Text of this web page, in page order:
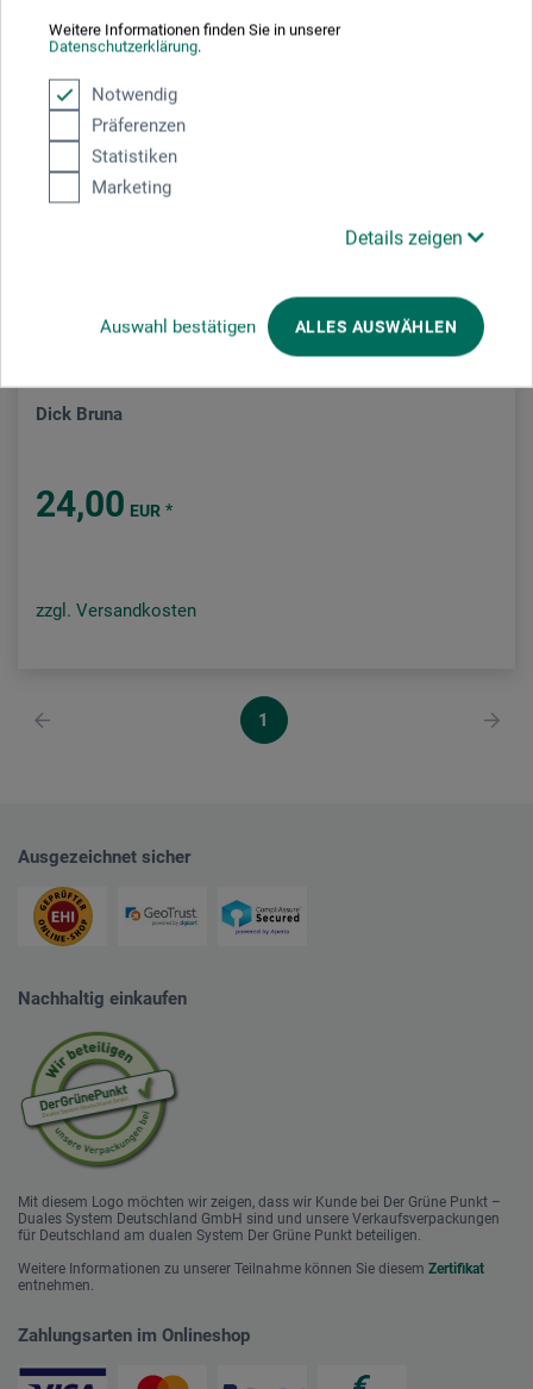
Weitere Informationen finden Sie in unserer
Datenschutzerklärung.
Notwendig
Präferenzen
Statistiken
Marketing
Details zeigen
Auswahl bestätigen ALLES AUSWÄHLEN
Dick Bruna
24,00 EUR *
zzgl. Versandkosten
1
Ausgezeichnet sicher
Nachhaltig einkaufen
Mit diesem Logo möchten wir zeigen, dass wir Kunde bei Der Grüne Punkt –
Duales System Deutschland GmbH sind und unsere Verkaufsverpackungen
für Deutschland am dualen System Der Grüne Punkt beteiligen.
Weitere Informationen zu unserer Teilnahme können Sie diesem Zertifikat
entnehmen.
Zahlungsarten im Onlineshop